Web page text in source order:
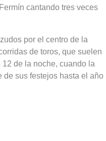
cantando tres veces
por el centro de la
de toros, que suelen
de la noche, cuando la
de sus festejos hasta el año